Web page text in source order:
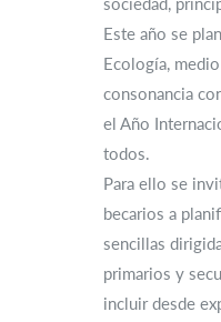
Este año se
Ecología,
consonancia
el Año
todos.
Para ello se
becarios a
sencillas
primarios y
incluir desde